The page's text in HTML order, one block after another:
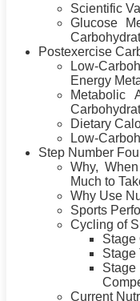
Scientific
Glucose
Postexercise
Low-
Energy
Metabolic
Dietary
Low-
Step Number
Why,
Much to
Why Use
Sports
Cycling of
Stage
Stage
Current